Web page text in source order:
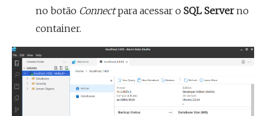
no botão Connectpara acessar o SQL Serverno
container.